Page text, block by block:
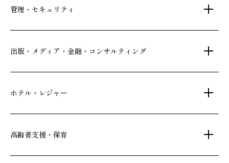
新築分譲マンション・新築戸建
賃貸・売買物件情報
一括寮仲介
不動産投資
管理・セキュリティ
社宅代行
ビル管理
24時間コールセンター
出版・メディア・金融・コンサルティング
書籍・コミック
住宅ローン
ホテル・レジャー
シティ・リゾートホテル
札幌・京都・沖縄
高齢者支援・保育